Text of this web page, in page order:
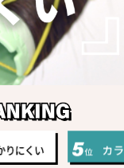
ハラ
ヘア・フェ